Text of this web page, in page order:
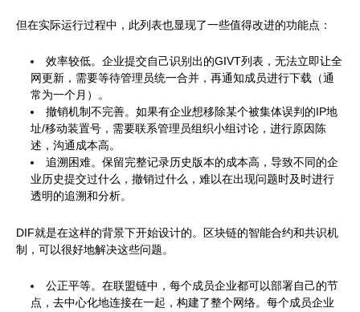
但在实际运行过程中，此列表也显现了一些值得改进的功能点：
效率较低。企业提交自己识别出的GIVT列表，无法立即让全
网更新，需要等待管理员统一合并，再通知成员进行下载（通
常为一个月）。
撤销机制不完善。如果有企业想移除某个被集体误判的IP地
址/移动装置号，需要联系管理员组织小组讨论，进行原因陈
述，沟通成本高。
追溯困难。保留完整记录历史版本的成本高，导致不同的企
业历史提交过什么，撤销过什么，难以在出现问题时及时进行
透明的追溯和分析。
DIF就是在这样的背景下开始设计的。区块链的智能合约和共识机
制，可以很好地解决这些问题。
公正平等。在联盟链中，每个成员企业都可以部署自己的节
点，去中心化地连接在一起，构建了整个网络。每个成员企业